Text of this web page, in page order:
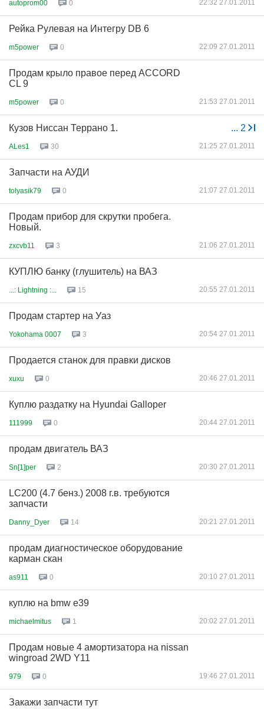
autoprom00 0 22:32 27.01.2011
Рейка Рулевая на Интегру DB 6
m5power 0 22:09 27.01.2011
Продам крыло правое перед ACCORD
CL 9
m5power 0 21:53 27.01.2011
... 2
Кузов Ниссан Террано 1.
ALes1 30 21:25 27.01.2011
Запчасти на АУДИ
tolyasik79 0 21:07 27.01.2011
Продам прибор для скрутки пробега.
Новый.
zxcvb11 3 21:06 27.01.2011
КУПЛЮ банку (глушитель) на ВАЗ
...: Lightning :... 15 20:55 27.01.2011
Продам стартер на Уаз
Yokohama 0007 3 20:54 27.01.2011
Продается станок для правки дисков
xuxu 0 20:46 27.01.2011
Куплю раздатку на Hyundai Galloper
111999 0 20:44 27.01.2011
продам двигатель ВАЗ
Sn[1]per 2 20:30 27.01.2011
LC200 (4.7 бенз.) 2008 г.в. требуются
запчасти
Danny_Dyer 14 20:21 27.01.2011
продам диагностическое оборудование
карман скан
as911 0 20:10 27.01.2011
куплю на bmw е39
michaelmitus 1 20:02 27.01.2011
Продам новые 4 амортизатора на nissan
wingroad 2WD Y11
979 0 19:46 27.01.2011
Закажи запчасти тут